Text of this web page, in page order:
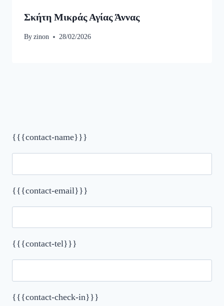
Σκήτη Μικράς Αγίας Άννας
Byzinon 28/02/2026
{{{contact-name}}}
{{{contact-email}}}
{{{contact-tel}}}
Please leave this field empty.
{{{contact-check-in}}}